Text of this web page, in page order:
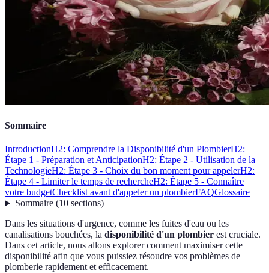
Sommaire
IntroductionH2: Comprendre la Disponibilité d'un PlombierH2:
Étape 1 - Préparation et AnticipationH2: Étape 2 - Utilisation de la
TechnologieH2: Étape 3 - Choix du bon moment pour appelerH2:
Étape 4 - Limiter le temps de rechercheH2: Étape 5 - Connaître
votre budgetChecklist avant d'appeler un plombierFAQGlossaire
Sommaire(10 sections)
Dans les situations d'urgence, comme les fuites d'eau ou les
canalisations bouchées, la disponibilité d'un plombier est cruciale.
Dans cet article, nous allons explorer comment maximiser cette
disponibilité afin que vous puissiez résoudre vos problèmes de
plomberie rapidement et efficacement.